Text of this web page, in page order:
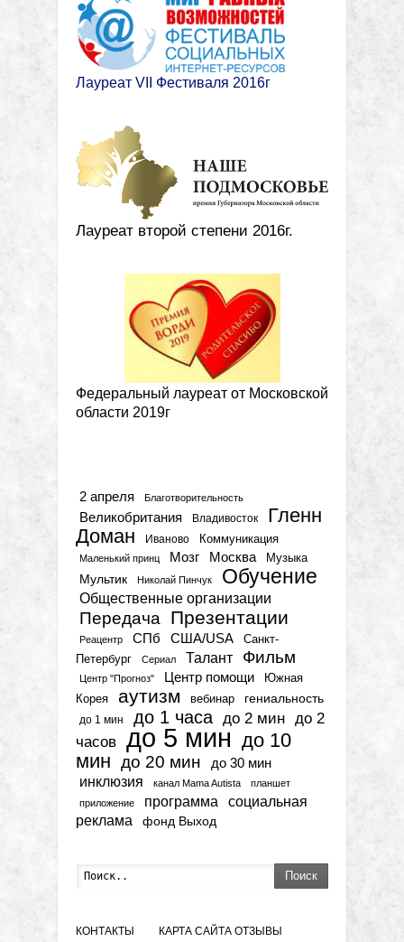
Лауреат VII Фестиваля 2016г
Лауреат второй степени 2016г.
Федеральный лауреат от Московской
области 2019г
2 апреля Благотворительность
Великобритания Владивосток
Гленн
Доман
Иваново Коммуникация
Маленький принц Мозг Москва Музыка
Мультик Николай Пинчук Обучение
Общественные организации
Передача Презентации
Реацентр СПб США/USA
Санкт-
Петербург
Сериал Талант Фильм
Центр "Прогноз" Центр помощи
Южная
Корея
аутизм вебинар гениальность
до 1 мин до 1 часа до 2 мин до 2
часов до 5 мин до 10
мин до 20 мин до 30 мин
инклюзия канал Mama Autista
планшет
приложение
программа
социальная
реклама
фонд Выход
Поиск
КОНТАКТЫ КАРТА САЙТА ОТЗЫВЫ